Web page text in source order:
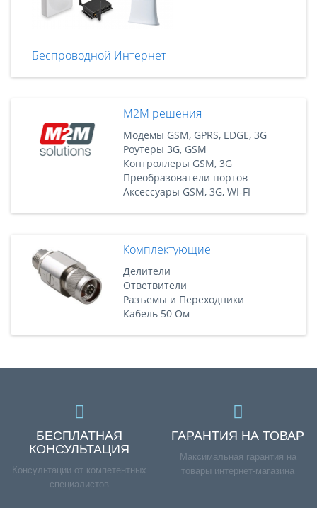
Беспроводной Интернет
M2M решения
Модемы GSM, GPRS, EDGE, 3G
Роутеры 3G, GSM
Контроллеры GSM, 3G
Преобразователи портов
Аксессуары GSM, 3G, WI-FI
Комплектующие
Делители
Ответвители
Разъемы и Переходники
Кабель 50 Ом
БЕСПЛАТНАЯ
КОНСУЛЬТАЦИЯ
Консультации от компетентных
специалистов
ГАРАНТИЯ НА ТОВАР
Максимальная гарантия на
товары интернет-магазина